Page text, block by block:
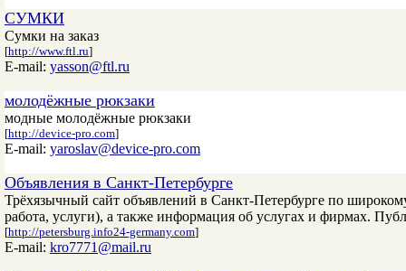
СУМКИ
Сумки на заказ
[http://www.ftl.ru]
E-mail: yasson@ftl.ru
молодёжные рюкзаки
модные молодёжные рюкзаки
[http://device-pro.com]
E-mail: yaroslav@device-pro.com
Oбъявления в Санкт-Петербурге
Трёхязычный сайт объявлений в Санкт-Петербурге по
работа, услуги), а также информация об услугах и фирмах.
[http://petersburg.info24-germany.com]
E-mail: kro7771@mail.ru